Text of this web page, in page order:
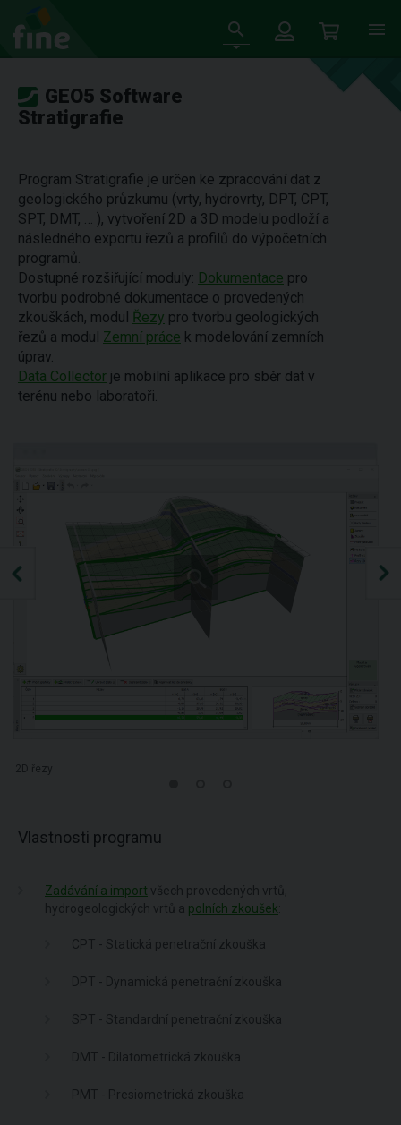
GEO5 Software
Stratigrafie
Program Stratigrafie je určen ke zpracování dat z
geologického průzkumu (vrty, hydrovrty, DPT, CPT,
SPT, DMT, … ), vytvoření 2D a 3D modelu podloží a
následného exportu řezů a profilů do výpočetních
programů.
Dostupné rozšiřující moduly: Dokumentace pro
tvorbu podrobné dokumentace o provedených
zkouškách, modul Řezy pro tvorbu geologických
řezů a modul Zemní práce k modelování zemních
úprav.
Data Collector je mobilní aplikace pro sběr dat v
terénu nebo laboratoři.
2D řezy
Vlastnosti programu
Zadávání a import všech provedených vrtů,
hydrogeologických vrtů a polních zkoušek
CPT - Statická penetrační zkouška
DPT - Dynamická penetrační zkouška
SPT - Standardní penetrační zkouška
DMT - Dilatometrická zkouška
PMT - Presiometrická zkouška